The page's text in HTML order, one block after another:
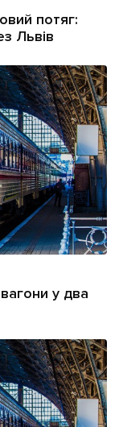
потяг:
Львів
у два